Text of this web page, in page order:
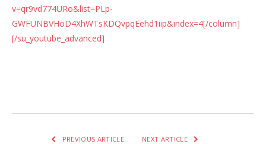
v=qr9vd774URo&list=PLp-
GWFUNBVHoD4XhWTsKDQvpqEehd1iip&index=4[/column]
[/su_youtube_advanced]
PREVIOUS ARTICLE NEXT ARTICLE